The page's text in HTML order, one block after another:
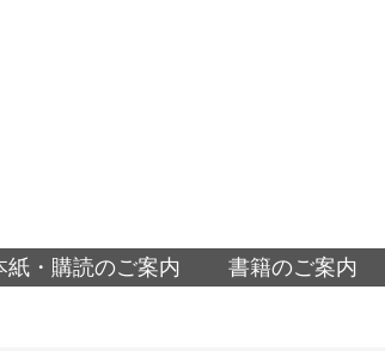
紙・購読のご案内 書籍のご案内